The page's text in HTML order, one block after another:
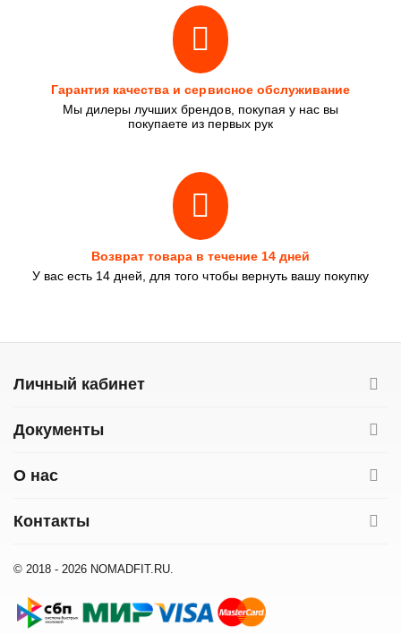
Гарантия качества и сервисное обслуживание
Мы дилеры лучших брендов, покупая у нас вы
покупаете из первых рук
Возврат товара в течение 14 дней
У вас есть 14 дней, для того чтобы вернуть вашу покупку
Личный кабинет
Документы
О нас
Контакты
© 2018 - 2026 NOMADFIT.RU.